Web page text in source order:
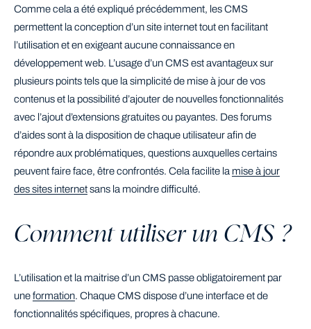
Comme cela a été expliqué précédemment, les CMS
permettent la conception d’un site internet tout en facilitant
l’utilisation et en exigeant aucune connaissance en
développement web. L’usage d’un CMS est avantageux sur
plusieurs points tels que la simplicité de mise à jour de vos
contenus et la possibilité d’ajouter de nouvelles fonctionnalités
avec l’ajout d’extensions gratuites ou payantes. Des forums
d’aides sont à la disposition de chaque utilisateur afin de
répondre aux problématiques, questions auxquelles certains
peuvent faire face, être confrontés. Cela facilite la mise à jour
des sites internetsans la moindre difficulté.
Comment utiliser un CMS ?
L’utilisation et la maitrise d’un CMS passe obligatoirement par
uneformation. Chaque CMS dispose d’une interface et de
fonctionnalités spécifiques, propres à chacune.